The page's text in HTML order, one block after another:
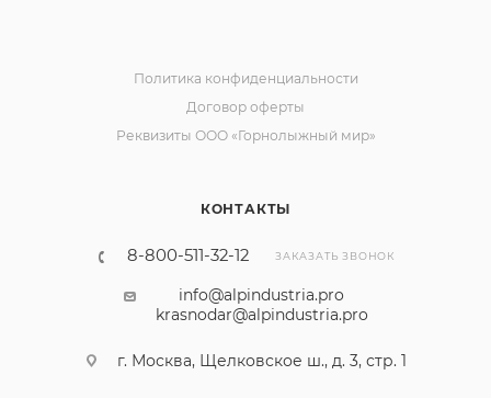
КОНТАКТЫ
8-800-511-32-12 ЗАКАЗАТЬ ЗВОНОК
info@alpindustria.pro
krasnodar@alpindustria.pro
г. Москва, Щелковское ш., д. 3, стр. 1
Политика конфиденциальности
Договор оферты
Реквизиты ООО «Горнолыжный мир»